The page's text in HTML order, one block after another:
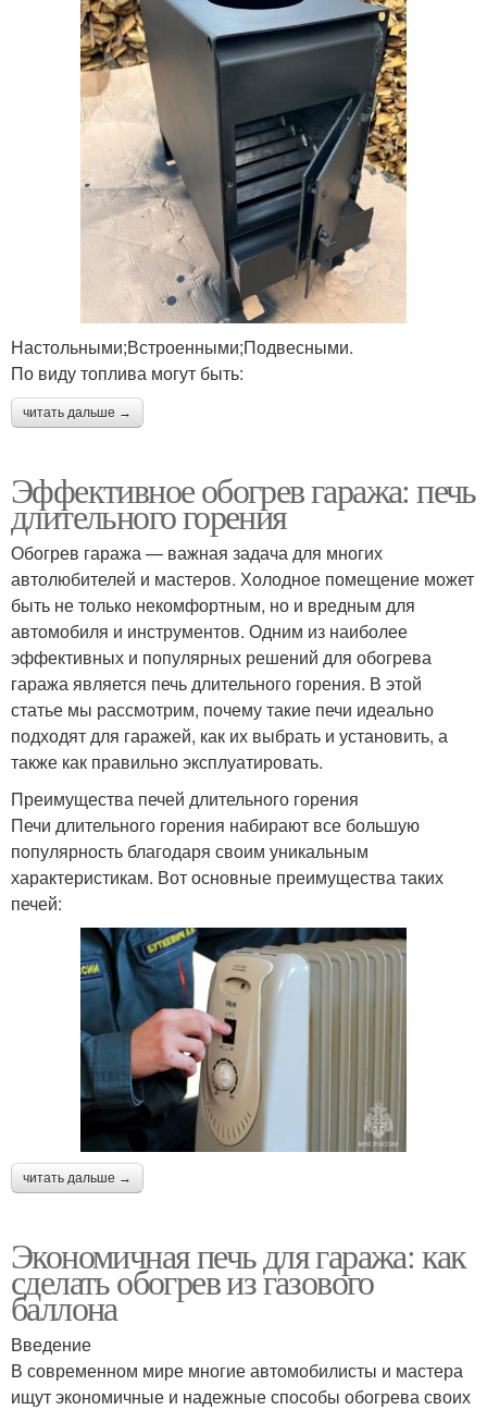
Настольными;Встроенными;Подвесными.
По виду топлива могут быть:
читать дальше →
Эффективное обогрев гаража: печь
длительного горения
Обогрев гаража — важная задача для многих
автолюбителей и мастеров. Холодное помещение может
быть не только некомфортным, но и вредным для
автомобиля и инструментов. Одним из наиболее
эффективных и популярных решений для обогрева
гаража является печь длительного горения. В этой
статье мы рассмотрим, почему такие печи идеально
подходят для гаражей, как их выбрать и установить, а
также как правильно эксплуатировать.
Преимущества печей длительного горения
Печи длительного горения набирают все большую
популярность благодаря своим уникальным
характеристикам. Вот основные преимущества таких
печей:
читать дальше →
Экономичная печь для гаража: как
сделать обогрев из газового
баллона
Введение
В современном мире многие автомобилисты и мастера
ищут экономичные и надежные способы обогрева своих